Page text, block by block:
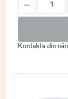
Kontakta din